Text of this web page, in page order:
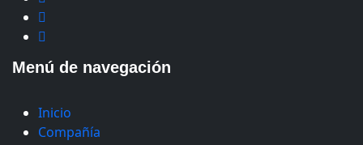
Menú de navegación
Inicio
Compañía